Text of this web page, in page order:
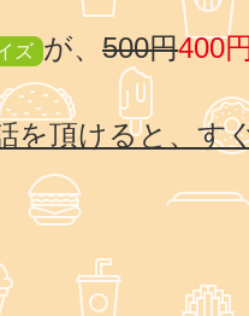
ズ が、 500円400
を頂けると、す